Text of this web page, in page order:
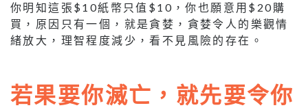
你明知這張$10紙幣只值$10，你也願意用$20購
買，原因只有一個，就是貪婪，貪婪令人的樂觀情
緒放大，理智程度減少，看不見風險的存在。
若果要你滅亡，就先要令你